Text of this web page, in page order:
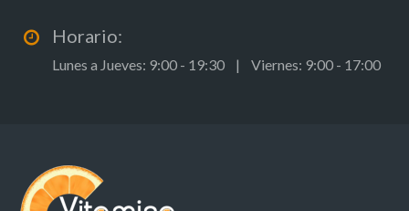
Horario:
Lunes a Jueves: 9:00 - 19:30 | Viernes: 9:00 - 17:00